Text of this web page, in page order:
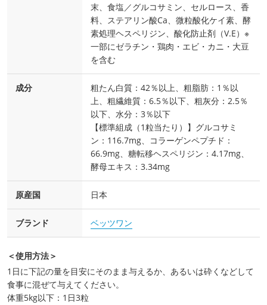
末、食塩／グルコサミン、セルロース、香
料、ステアリン酸Ca、微粒酸化ケイ素、酵
素処理ヘスペリジン、酸化防止剤（V.E）※
一部にゼラチン・鶏肉・エビ・カニ・大豆
を含む
成分
粗たん白質：42％以上、粗脂肪：1％以
上、粗繊維質：6.5％以下、粗灰分：2.5％
以下、水分：3％以下
【標準組成（1粒当たり）】グルコサミ
ン：116.7mg、コラーゲンペプチド：
66.9mg、糖転移ヘスペリジン：4.17mg、
酵母エキス：3.34mg
原産国 日本
ブランド ベッツワン
＜使用方法＞
1日に下記の量を目安にそのまま与えるか、あるいは砕くなどして
食事に混ぜて与えてください。
体重5kg以下：1日3粒